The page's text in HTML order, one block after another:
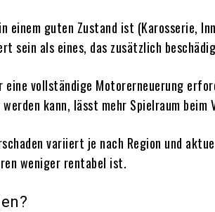
einem guten Zustand ist (Karosserie,
sein als eines, das zusätzlich
eine vollständige Motorerneuerung
kann, lässt mehr Spielraum beim
variiert je nach Region und
weniger rentabel ist.